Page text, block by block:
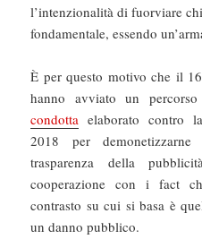
l’intenzionalità di fuorviare
fondamentale, essendo
È per questo motivo che il
hanno avviato un
condotta elaborato contro
2018 per
trasparenza della
cooperazione con i fact
contrasto su cui si basa è
un danno pubblico.